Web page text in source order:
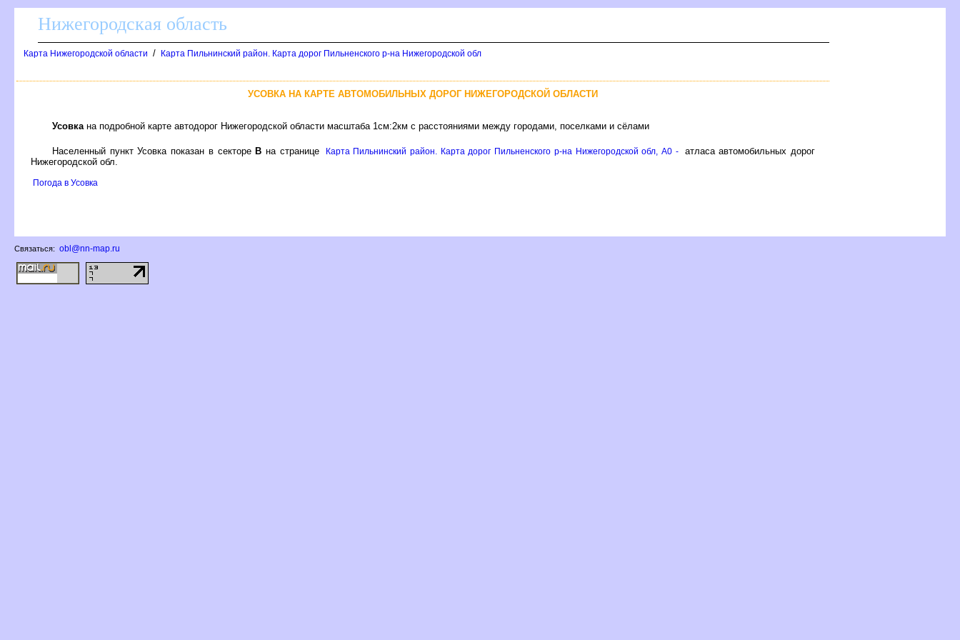
Нижегородская область
Карта Нижегородской области / Карта Пильнинский район. Карта дорог Пильненского р-на Нижегородской обл
УСОВКА НА КАРТЕ АВТОМОБИЛЬНЫХ ДОРОГ НИЖЕГОРОДСКОЙ ОБЛАСТИ
Усовка на подробной карте автодорог Нижегородской области масштаба 1см:2км с расстояниями между городами, поселками и сёлами
Населенный пункт Усовка показан в секторе на странице Карта Пильнинский район. Карта дорог Пильненского р-на Нижегородской обл, A0 -
атласа автомобильных доро
Нижегородской обл.
Погода в Усовка
Связаться: obl@nn-map.ru